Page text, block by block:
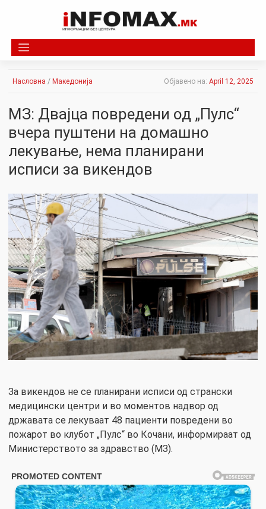
Насловна / Македонија Објавено на: April 12, 2025
МЗ: Двајца повредени од „Пулс“
вчера пуштени на домашно
лекување, нема планирани
исписи за викендов
За викендов не се планирани исписи од странски
медицински центри и во моментов надвор од
државата се лекуваат 48 пациенти повредени во
пожарот во клубот „Пулс“ во Кочани, информираат од
Министерството за здравство (МЗ).